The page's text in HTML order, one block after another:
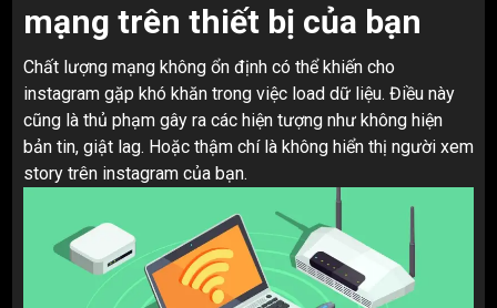
mạng trên thiết bị của bạn
Chất lượng mạng không ổn định có thể khiến cho
instagram gặp khó khăn trong việc load dữ liệu. Điều này
cũng là thủ phạm gây ra các hiện tượng như không hiện
bản tin, giật lag. Hoặc thậm chí là không hiển thị người xem
story trên instagram của bạn.